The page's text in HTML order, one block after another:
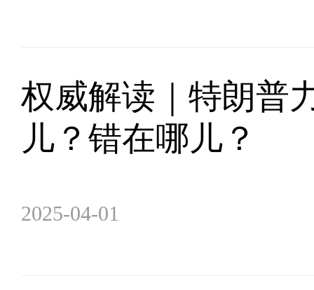
权威解读｜特朗普
儿？错在哪儿？
2025-04-01